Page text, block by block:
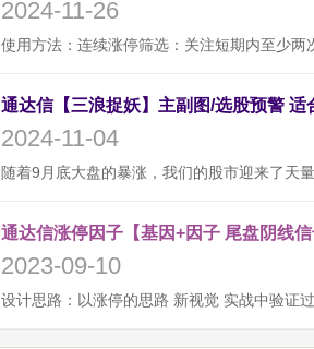
2024-11-26
2024-11-04
通达信涨停因子【基因+因子 尾盘阴线
2023-09-10